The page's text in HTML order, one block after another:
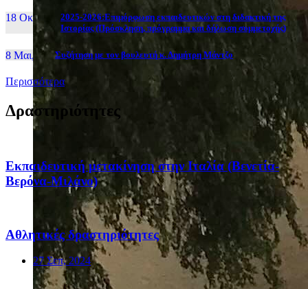
18 Οκτ, 25
2025-2026:Επιμόρφωση εκπαιδευτικών στη διδακτική της
Ιστορίας (Πρόσκληση, πρόγραμμα και δήλωση συμμετοχής)
8 Μαι, 26 Συζήτηση με τον βουλευτή κ. Δημήτρη Μάντζο
Περισσότερα
Δραστηριότητες
Eκπαιδευτική μετακίνηση στην Ιταλία (Βενετία-
Βερόνα-Μιλάνο)
Αθλητικές δραστηριότητες
27 Σεπ, 2024